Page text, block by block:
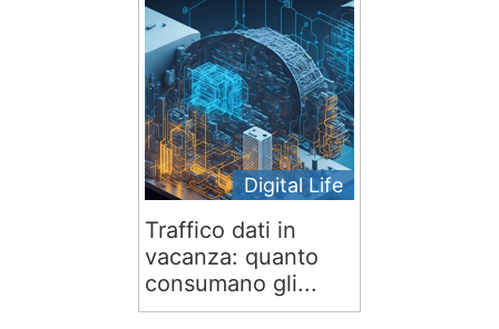
Digital Life
Traffico dati in
vacanza: quanto
consumano gli...